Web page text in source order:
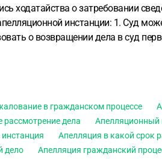
ходатайства о затребовании
инстанции: 1. Суд
о возвращении дела в суд
в гражданском процессе
рассмотрение дела
Апелляционный
Апелляция в какой срок
дело Апелляция гражданский